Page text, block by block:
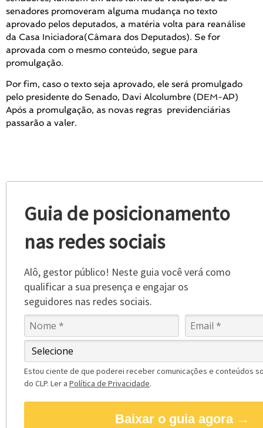
senadores promoveram alguma mudança no texto
aprovado pelos deputados, a matéria volta para reanálise
da Casa Iniciadora(Câmara dos Deputados). Se for
aprovada com o mesmo conteúdo, segue para
promulgação.
Por fim, caso o texto seja aprovado, ele será promulgado
pelo presidente do Senado, Davi Alcolumbre (DEM-AP)
Após a promulgação, as novas regras previdenciárias
passarão a valer.
Guia de posicionamento
nas redes sociais
Alô, gestor público! Neste guia você verá como
qualificar a sua presença e engajar os
seguidores nas redes sociais.
Estou ciente de que poderei receber comunicações e conteúdos
do CLP. Ler a Política de Privacidade.
Baixar o guia agora →